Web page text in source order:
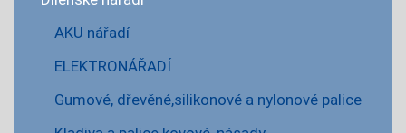
AKU nářadí
ELEKTRONÁŘADÍ
Gumové, dřevěné,silikonové a nylonové palice